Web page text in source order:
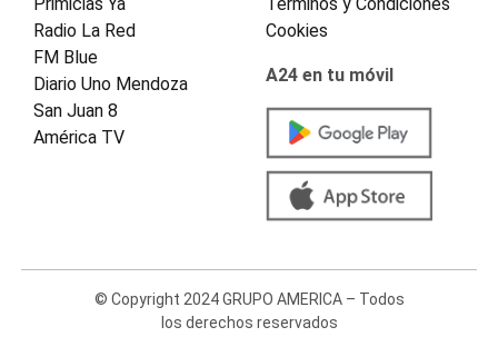
Radio La Red
FM Blue
Diario Uno Mendoza
San Juan 8
América TV
Cookies
A24 en tu móvil
© Copyright 2024 GRUPO AMERICA – Todos
los derechos reservados